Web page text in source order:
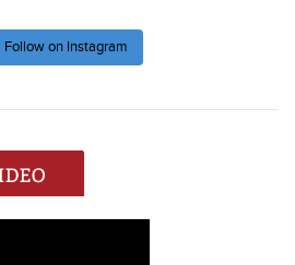
Follow on Instagram